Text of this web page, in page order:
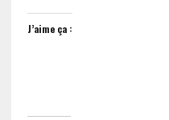
J’aime ça :